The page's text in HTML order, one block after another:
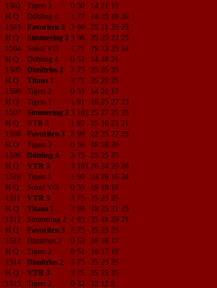
1502
Tigers 2 0 50 14 21 15
H Q
Döbling 4 1 77 14 25 18 20
1503
Favoriten 3 3 96 25 21 25 25
H Q
Simmering 2 3 98 25 25 23 25
1504
Sokol V/3 1 71 19 13 25 14
H Q
Döbling 4 0 53 14 18 21
1505
Dimitrios 2 3 75 25 25 25
H Q
Titans 1 3 75 25 25 25
1506
Tigers 2 0 53 14 22 17
H Q
Tigers 1 1 91 16 25 27 23
1507
Simmering 2 3 102 25 27 25 25
H Q
VTR 3 1 87 25 16 25 21
1508
Favoriten 3 3 99 22 25 27 25
H Q
Tigers 2 0 56 18 18 20
1509
Döbling 4 3 75 25 25 25
H Q
VTR 3 3 101 26 24 25 26
1510
Tigers 1 1 90 24 26 16 24
H Q
Sokol V/3 0 55 19 18 18
1511
VTR 3 3 75 25 25 25
H Q
Titans 1 3 99 18 25 31 25
1512
Simmering 2 1 93 25 18 29 21
H Q
Favoriten 3 3 75 25 25 25
1513
Dimitrios 2 0 53 18 18 17
H Q
Tigers 2 0 51 16 17 18
1514
Dimitrios 2 3 75 25 25 25
H Q
VTR 3 3 75 25 25 25
1515
Tigers 2 0 32 12 12 8